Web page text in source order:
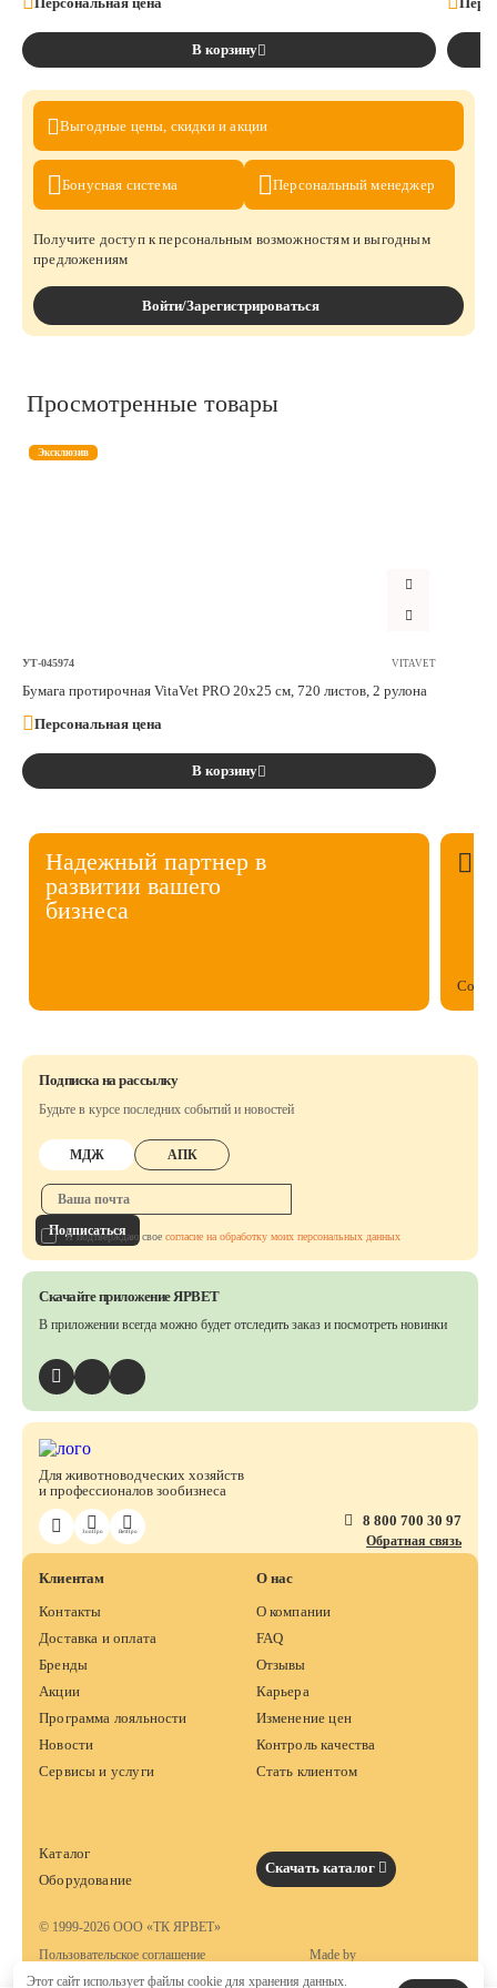
В корзину
Выгодные цены, скидки и акции
Бонусная система Персональныйменеджер
Получите доступ к персональным возможностям и выгодным
предложениям
Войти/Зарегистрироваться
Просмотренные товары
Эксклюзив
УТ-045974 VITAVET
Бумага протирочная VitaVet PRO 20х25 см, 720 листов, 2 рулона
Персональная цена
В корзину
Надежный партнер в
развитии вашего
бизнеса
ЗооПро ВетПро
Для животноводческих хозяйств
и профессионалов зообизнеса
8 800 700 30 97
Обратная связь
Клиентам
Контакты
Доставка и оплата
Бренды
Акции
Программа лояльности
Новости
Сервисы и услуги
О нас
О компании
FAQ
Отзывы
Карьера
Изменение цен
Контроль качества
Стать клиентом
Каталог
Оборудование
Скачать каталог
© 1999-2026 ООО «ТК ЯРВЕТ»
Пользовательское соглашение
Made by
Подписка на рассылку
Будьте в курсе последних событий и новостей
МДЖ АПК
Подписаться
Я подтверждаю свое согласие на обработку моих персональных данных
Скачайте приложение ЯРВЕТ
В приложении всегда можно будет отследить заказ и посмотреть новинки
Этот сайт использует файлы cookie для хранения данных.